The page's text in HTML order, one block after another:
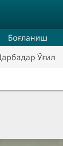
Ўғил
Боғланиш